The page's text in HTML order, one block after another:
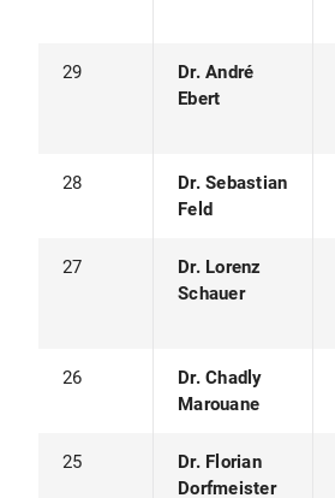
29
Dr. André
Ebert
28
Dr. Sebastian
Feld
27
Dr. Lorenz
Schauer
26
Dr. Chadly
Marouane
25
Dr. Florian
Dorfmeister